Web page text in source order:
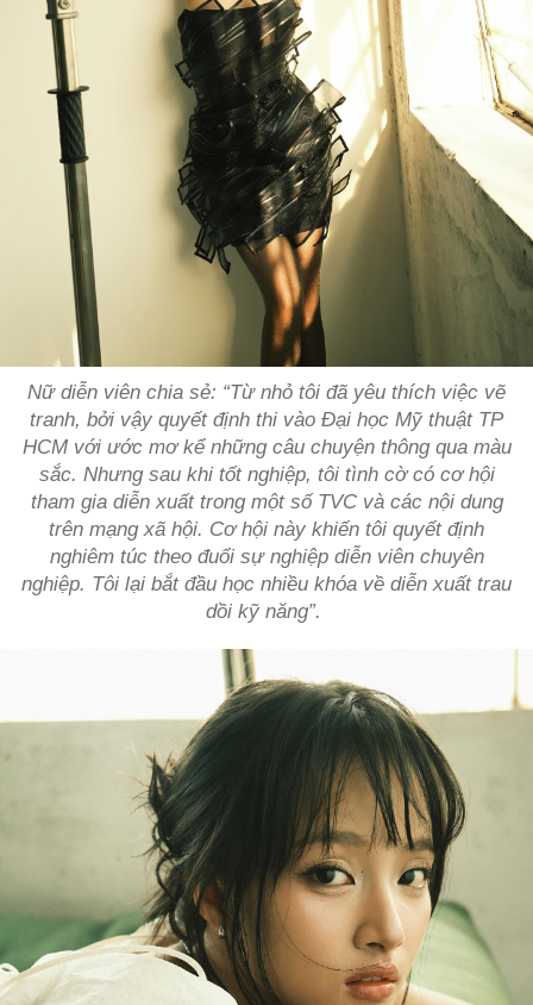
Nữ diễn viên chia sẻ: “Từ nhỏ tôi đã yêu thích việc vẽ
tranh, bởi vậy quyết định thi vào Đại học Mỹ thuật TP
HCM với ước mơ kể những câu chuyện thông qua màu
sắc. Nhưng sau khi tốt nghiệp, tôi tình cờ có cơ hội
tham gia diễn xuất trong một số TVC và các nội dung
trên mạng xã hội. Cơ hội này khiến tôi quyết định
nghiêm túc theo đuổi sự nghiệp diễn viên chuyên
nghiệp. Tôi lại bắt đầu học nhiều khóa về diễn xuất trau
dồi kỹ năng”.